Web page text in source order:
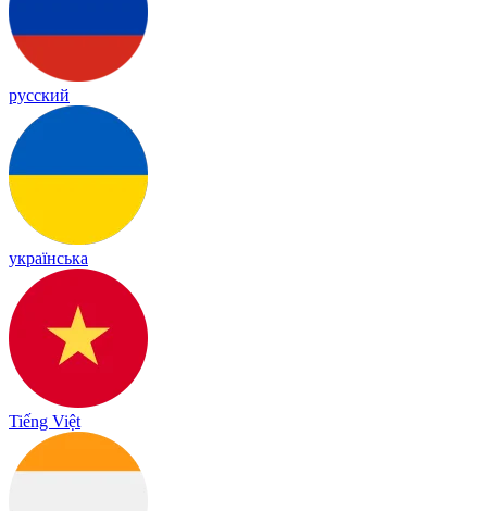
русский
українська
Tiếng Việt